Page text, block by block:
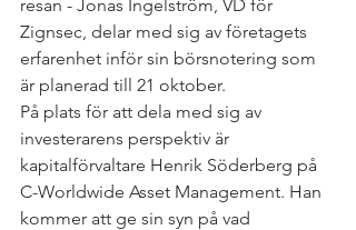
resan - Jonas Ingelström, VD för
Zignsec, delar med sig av företagets
erfarenhet inför sin börsnotering som
är planerad till 21 oktober.
På plats för att dela med sig av
investerarens perspektiv är
kapitalförvaltare Henrik Söderberg på
C-Worldwide Asset Management. Han
kommer att ge sin syn på vad